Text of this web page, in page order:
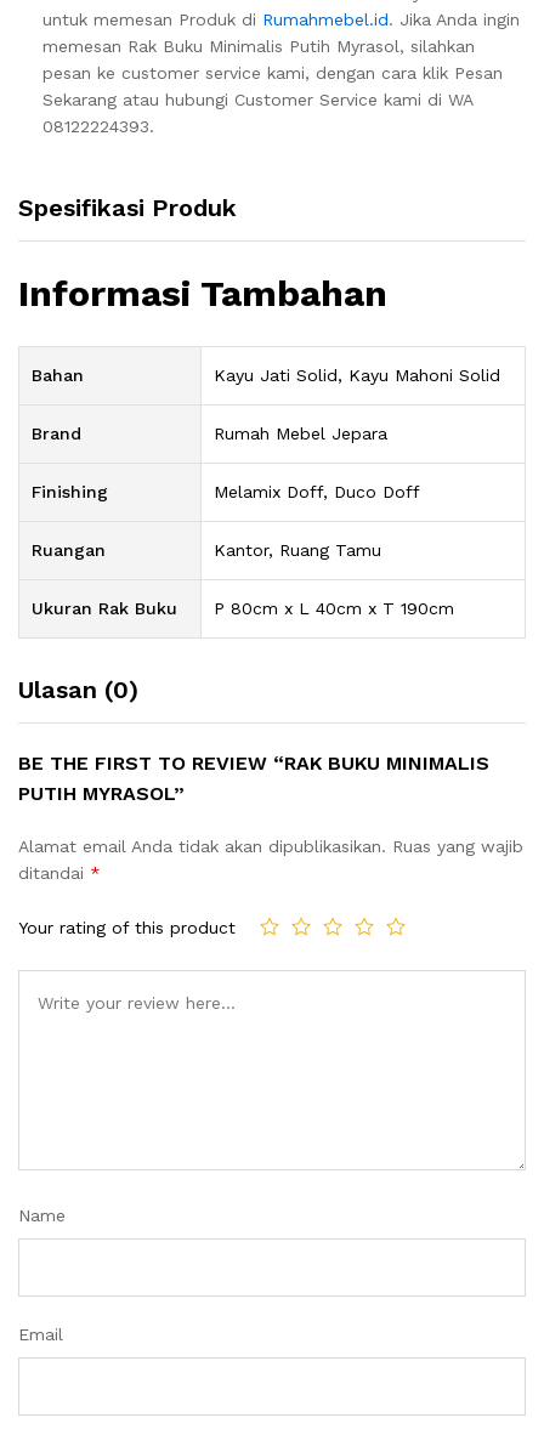
untuk memesan Produk di Rumahmebel.id. Jika Anda ingin
memesan Rak Buku Minimalis Putih Myrasol, silahkan
pesan ke customer service kami, dengan cara klik Pesan
Sekarang atau hubungi Customer Service kami di WA
08122224393.
Spesifikasi Produk
Informasi Tambahan
Bahan Kayu Jati Solid, Kayu Mahoni Solid
Brand Rumah Mebel Jepara
Finishing Melamix Doff, Duco Doff
Ruangan Kantor, Ruang Tamu
Ukuran Rak Buku P 80cm x L 40cm x T 190cm
Ulasan (0)
BE THE FIRST TO REVIEW “RAK BUKU MINIMALIS
PUTIH MYRASOL”
Alamat email Anda tidak akan dipublikasikan. Ruas yang wajib
ditandai *
Your rating of this product
Name
Email